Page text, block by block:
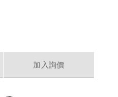
加入詢價